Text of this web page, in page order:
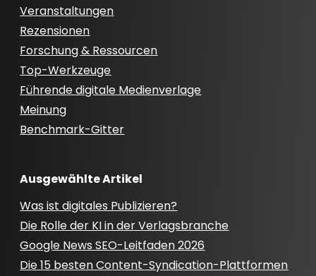
Veranstaltungen
Rezensionen
Forschung & Ressourcen
Top-Werkzeuge
Führende digitale Medienverlage
Meinung
Benchmark-Gitter
Ausgewählte Artikel
Was ist digitales Publizieren?
Die Rolle der KI in der Verlagsbranche
Google News SEO-Leitfaden 2026
Die 15 besten Content-Syndication-Plattformen